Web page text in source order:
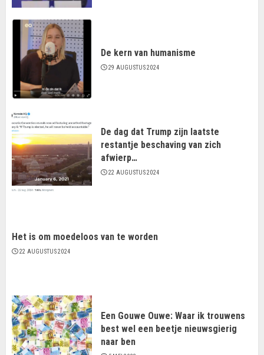
De kern van humanisme
29 AUGUSTUS 2024
De dag dat Trump zijn laatste
restantje beschaving van zich
afwierp…
22 AUGUSTUS 2024
Het is om moedeloos van te worden
22 AUGUSTUS 2024
Een Gouwe Ouwe: Waar ik trouwens
best wel een beetje nieuwsgierig
naar ben